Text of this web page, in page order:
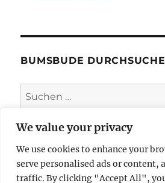
We value your privacy
We use cookies to enhance your
serve personalised ads or content,
traffic. By clicking "Accept All",
BUMSBUDE
Suche
nach:
impressum